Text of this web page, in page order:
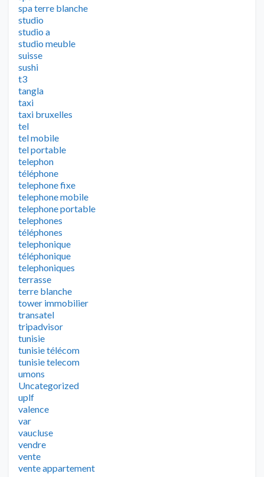
spa terre blanche
studio
studio a
studio meuble
suisse
sushi
t3
tangla
taxi
taxi bruxelles
tel
tel mobile
tel portable
telephon
téléphone
telephone fixe
telephone mobile
telephone portable
telephones
téléphones
telephonique
téléphonique
telephoniques
terrasse
terre blanche
tower immobilier
transatel
tripadvisor
tunisie
tunisie télécom
tunisie telecom
umons
Uncategorized
uplf
valence
var
vaucluse
vendre
vente
vente appartement